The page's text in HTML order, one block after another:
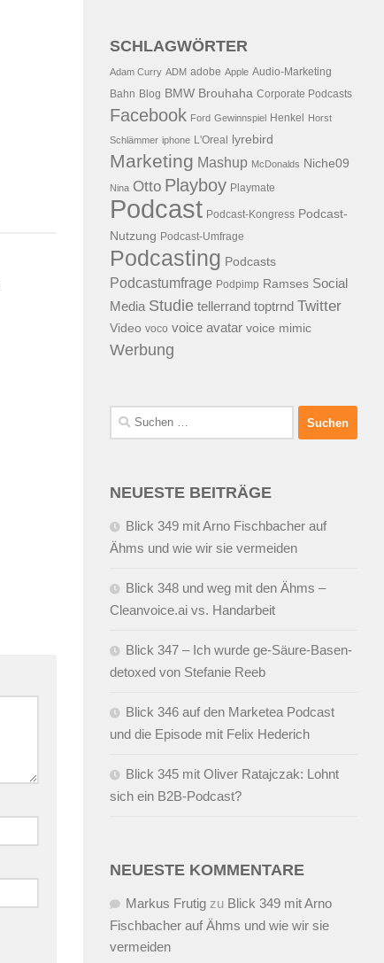
SCHLAGWÖRTER
Adam Curry ADM adobe Apple Audio-Marketing
Bahn Blog BMW Brouhaha Corporate Podcasts
Facebook Ford Gewinnspiel Henkel Horst
Schlämmer iphone L'Oreal lyrebird
Marketing Mashup McDonalds Niche09
Nina Otto Playboy Playmate
Podcast Podcast-Kongress Podcast-
Nutzung Podcast-Umfrage
Podcasting Podcasts
Podcastumfrage Podpimp Ramses Social
Media Studie tellerrand toptrnd Twitter
Video voco voice avatar voice mimic
Werbung
Suchen
nach:
NEUESTE BEITRÄGE
Blick 349 mit Arno Fischbacher auf
Ähms und wie wir sie vermeiden
Blick 348 und weg mit den Ähms –
Cleanvoice.ai vs. Handarbeit
Blick 347 – Ich wurde ge-Säure-Basen-
detoxed von Stefanie Reeb
Blick 346 auf den Marketea Podcast
und die Episode mit Felix Hederich
Blick 345 mit Oliver Ratajczak: Lohnt
sich ein B2B-Podcast?
NEUESTE KOMMENTARE
Markus Frutig zu Blick 349 mit Arno
Fischbacher auf Ähms und wie wir sie
vermeiden